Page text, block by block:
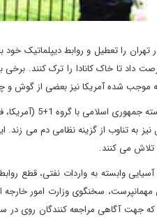
را تعطیل و روابط دیپلماتیک
ایران، به دیپلمات های ایرانی نیز 5 روز فرصت داد تا
که موجب شده آمریکا نیز بعضی از گوش
این اقدام در
نیز به تناوب از گزینه نظامی دم می
تلاش می کنند.
وابسته به واردات نفتی، قطع
سخنگوی وزارت امور خارجه
جهت آگاهی مراجعه کنندگان روی در